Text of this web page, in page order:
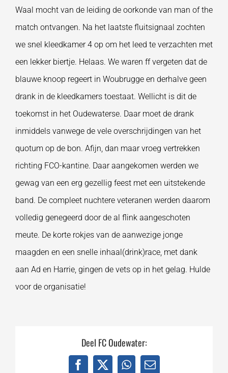
Waal mocht van de leiding de oorkonde van man of the
match ontvangen. Na het laatste fluitsignaal zochten
we snel kleedkamer 4 op om het leed te verzachten met
een lekker biertje. Helaas. We waren ff vergeten dat de
blauwe knoop regeert in Woubrugge en derhalve geen
drank in de kleedkamers toestaat. Wellicht is dit de
toekomst in het Oudewaterse. Daar moet de drank
inmiddels vanwege de vele overschrijdingen van het
quotum op de bon. Afijn, dan maar vroeg vertrekken
richting FCO-kantine. Daar aangekomen werden we
gewag van een erg gezellig feest met een uitstekende
band. De compleet nuchtere veteranen werden daarom
volledig genegeerd door de al flink aangeschoten
meute. De korte rokjes van de aanwezige jonge
maagden en een snelle inhaal(drink)race, met dank
aan Ad en Harrie, gingen de vets op in het gelag. Hulde
voor de organisatie!
Deel FC Oudewater:
Facebook
X WhatsApp
E-